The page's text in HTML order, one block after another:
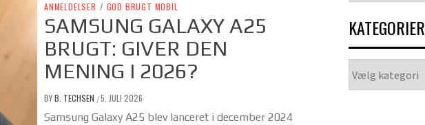
ANMELDELSER / GOD BRUGT MOBIL
SAMSUNG GALAXY A25
BRUGT: GIVER DEN
MENING I 2026?
BYB. TECHSEN /5. JULI 2026
Samsung Galaxy A25 blev lanceret i december 2024
KATEGORIER